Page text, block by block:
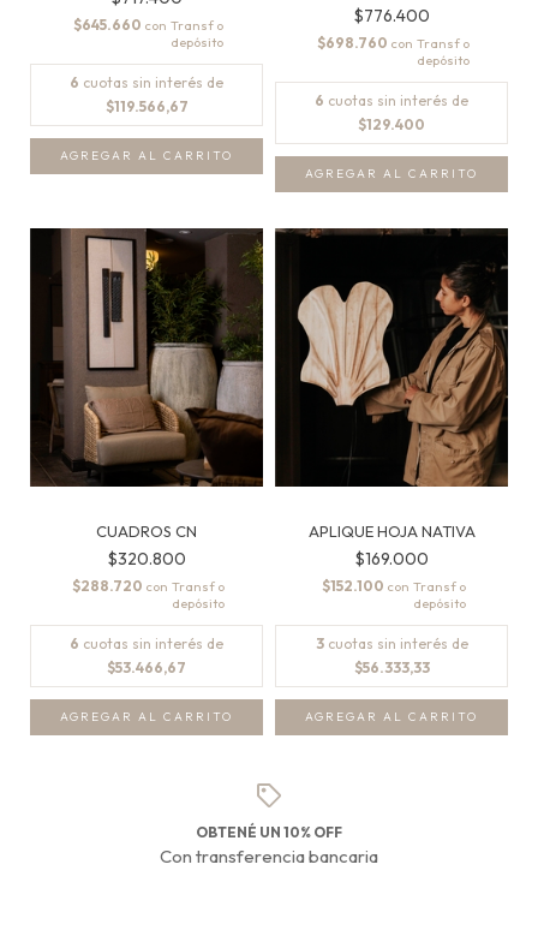
$645.660 con
6 cuotas sin interés de
$119.566,67
$776.400
$698.760 con
6 cuotas sin interés de
$129.400
AGREGAR AL CARRITO
CUADROS CN
$320.800
$288.720 con
6 cuotas sin interés de
$53.466,67
AGREGAR AL CARRITO
APLIQUE HOJA NATIVA
$169.000
$152.100 con
3 cuotas sin interés de
$56.333,33
OBTENÉ UN 10% OFF
Con transferencia bancaria